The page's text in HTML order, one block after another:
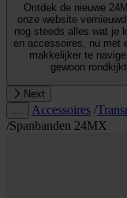
Ontdek de nieuwe 24MX:
onze website
nog steeds alles wat je
en accessoires, nu met
makkelijker te
gewoon
Next
Accessoires /
/Spanbanden 24MX